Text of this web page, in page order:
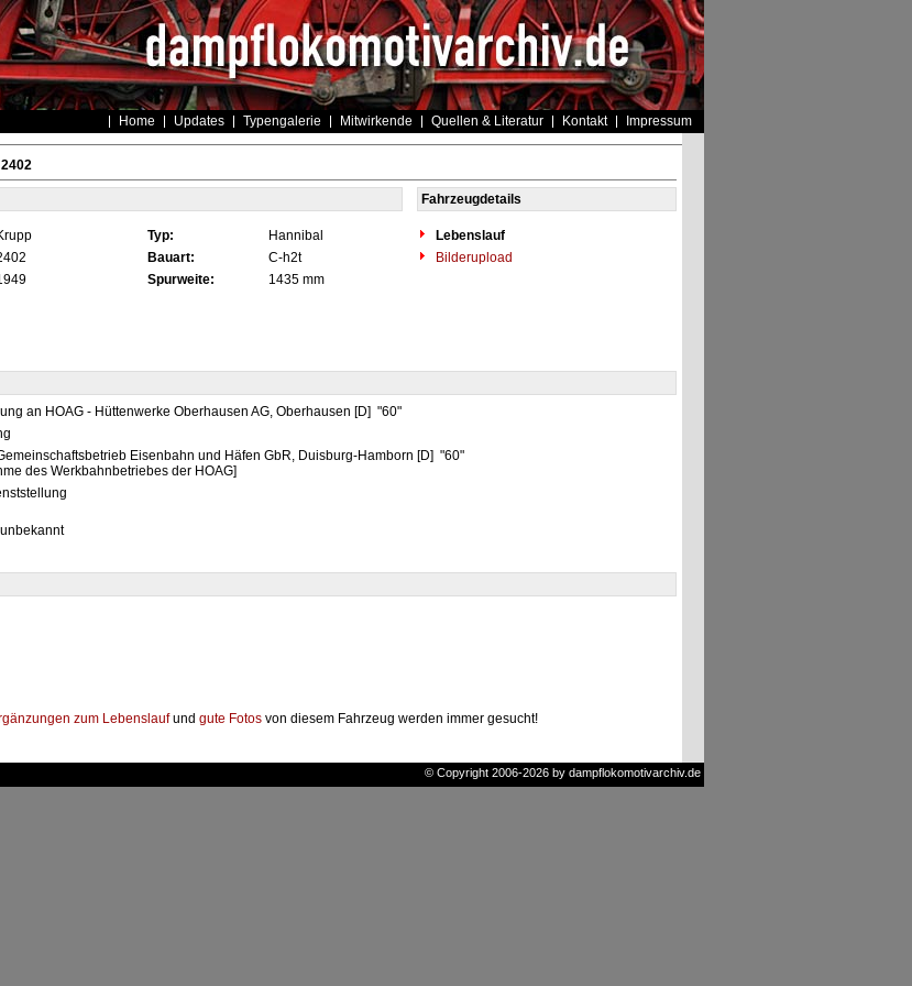
Home Updates Typengalerie Mitwirkende Quellen & Literatur Kontakt Impressum
Fahrzeugdetails
Typ: Hannibal
Lebenslauf
Bauart: C-h2t
Bilderupload
Spurweite: 1435 mm
an HOAG - Hüttenwerke Oberhausen AG, Oberhausen [D] "60"
Eisenbahn und Häfen GbR, Duisburg-Hamborn [D] "60"
des Werkbahnbetriebes der HOAG]
zum Lebenslaufund gute Fotos von diesem Fahrzeug werden immer gesucht!
© Copyright 2006-2026 by dampflokomotivarchiv.de